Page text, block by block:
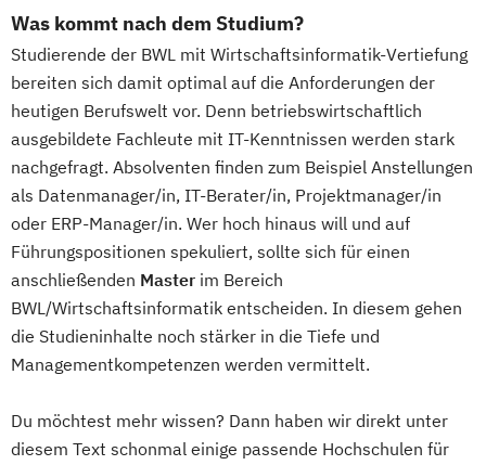
Was kommt nach dem Studium?
Studierende der BWL mit Wirtschaftsinformatik-Vertiefung
bereiten sich damit optimal auf die Anforderungen der
heutigen Berufswelt vor. Denn betriebswirtschaftlich
ausgebildete Fachleute mit IT-Kenntnissen werden stark
nachgefragt. Absolventen finden zum Beispiel Anstellungen
als Datenmanager/in, IT-Berater/in, Projektmanager/in
oder ERP-Manager/in. Wer hoch hinaus will und auf
Führungspositionen spekuliert, sollte sich für einen
anschließenden Master im Bereich
BWL/Wirtschaftsinformatik entscheiden. In diesem gehen
die Studieninhalte noch stärker in die Tiefe und
Managementkompetenzen werden vermittelt.
Du möchtest mehr wissen? Dann haben wir direkt unter
diesem Text schonmal einige passende Hochschulen für